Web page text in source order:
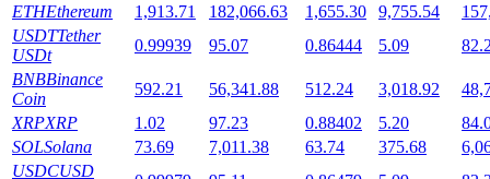
Staking flexível para ganhar tokens populares.
ETHEthereum 1,913.71 182,066.63 1,655.30 9,755.54
USDTTether
USDt
0.99939 95.07 0.86444 5.09
BNBBinance
Coin
592.21 56,341.88 512.24 3,018.92
XRPXRP 1.02 97.23 0.88402 5.20
SOLSolana 73.69 7,011.38 63.74 375.68
USDCUSD